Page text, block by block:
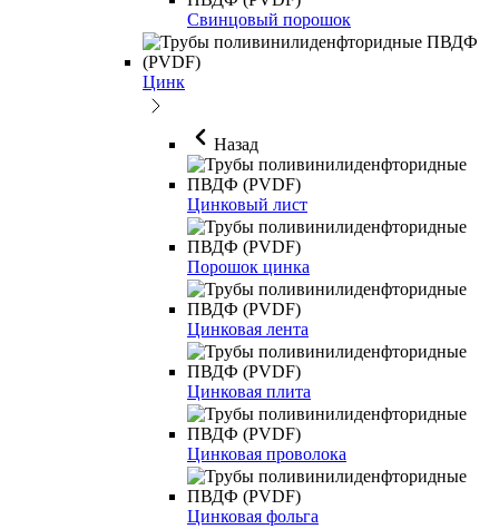
Свинцовый порошок
Цинк
Назад
Цинковый лист
Порошок цинка
Цинковая лента
Цинковая плита
Цинковая проволока
Цинковая фольга